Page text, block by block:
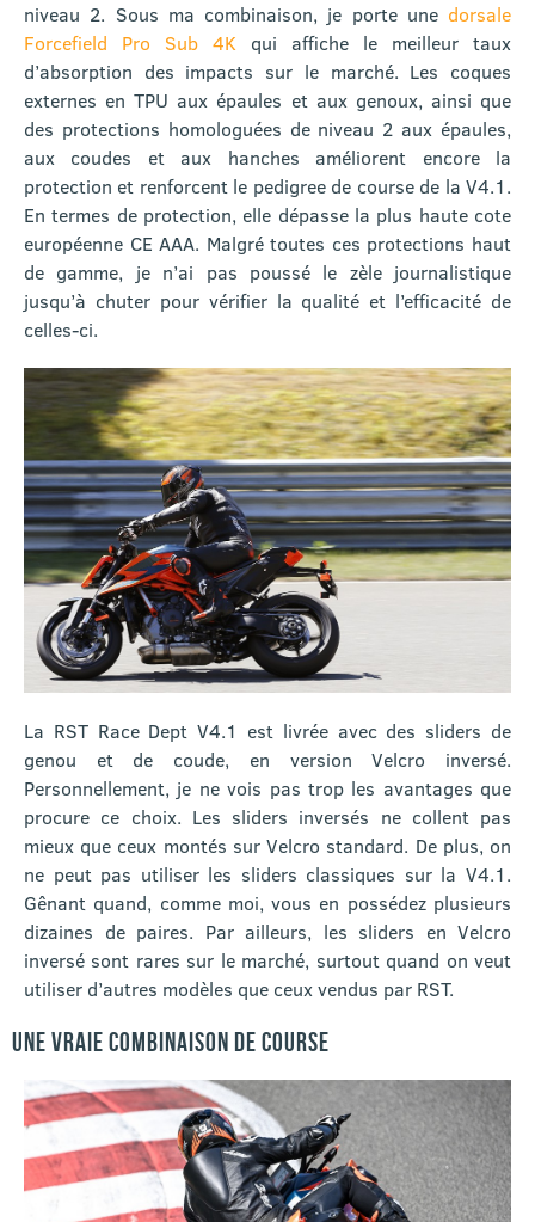
niveau 2. Sous ma combinaison, je porte une dorsale
Forcefield Pro Sub 4K qui affiche le meilleur taux
d’absorption des impacts sur le marché. Les coques
externes en TPU aux épaules et aux genoux, ainsi que
des protections homologuées de niveau 2 aux épaules,
aux coudes et aux hanches améliorent encore la
protection et renforcent le pedigree de course de la V4.1.
En termes de protection, elle dépasse la plus haute cote
européenne CE AAA. Malgré toutes ces protections haut
de gamme, je n’ai pas poussé le zèle journalistique
jusqu’à chuter pour vérifier la qualité et l’efficacité de
celles-ci.
La RST Race Dept V4.1 est livrée avec des sliders de
genou et de coude, en version Velcro inversé.
Personnellement, je ne vois pas trop les avantages que
procure ce choix. Les sliders inversés ne collent pas
mieux que ceux montés sur Velcro standard. De plus, on
ne peut pas utiliser les sliders classiques sur la V4.1.
Gênant quand, comme moi, vous en possédez plusieurs
dizaines de paires. Par ailleurs, les sliders en Velcro
inversé sont rares sur le marché, surtout quand on veut
utiliser d’autres modèles que ceux vendus par RST.
UNE VRAIE COMBINAISON DE COURSE